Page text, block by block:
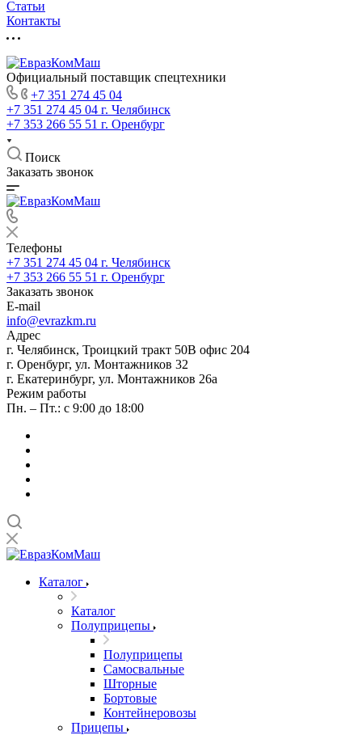
Статьи
Контакты
Официальный поставщик спецтехники
+7 351 274 45 04
+7 351 274 45 04 г. Челябинск
+7 353 266 55 51 г. Оренбург
Поиск
Заказать звонок
Телефоны
+7 351 274 45 04 г. Челябинск
+7 353 266 55 51 г. Оренбург
Заказать звонок
E-mail
info@evrazkm.ru
Адрес
г. Челябинск, Троицкий тракт 50В офис 204
г. Оренбург, ул. Монтажников 32
г. Екатеринбург, ул. Монтажников 26а
Режим работы
Пн. – Пт.: с 9:00 до 18:00
Каталог
Каталог
Полуприцепы
Полуприцепы
Самосвальные
Шторные
Бортовые
Контейнеровозы
Прицепы